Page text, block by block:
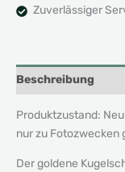
Zuverlässiger
Beschreibung
Produktzustand:
nur zu Fotozwecken
Der goldene